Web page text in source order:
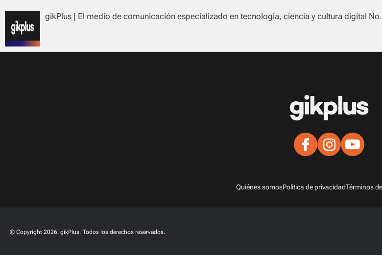
gikPlus | El medio de comunicación especializado en tecnología, ciencia y cultura digital
Quiénes somosPolítica de privacidadTérminos
© Copyright 2026. gikPlus. Todos los derechos reservados.